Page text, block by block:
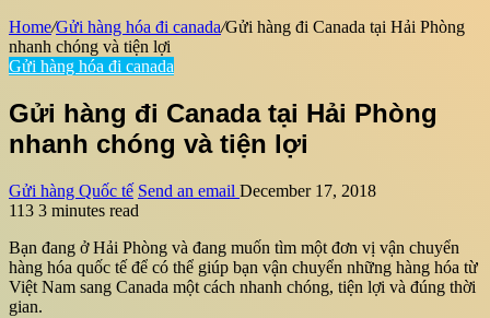
Home/Gửi hàng hóa đi canada/Gửi hàng đi Canada tại Hải Phòng
nhanh chóng và tiện lợi
Gửi hàng hóa đi canada
Gửi hàng đi Canada tại Hải Phòng
nhanh chóng và tiện lợi
Gửi hàng Quốc tế Send an email December 17, 2018
113 3 minutes read
Bạn đang ở Hải Phòng và đang muốn tìm một đơn vị vận chuyển
hàng hóa quốc tế để có thể giúp bạn vận chuyển những hàng hóa từ
Việt Nam sang Canada một cách nhanh chóng, tiện lợi và đúng thời
gian.